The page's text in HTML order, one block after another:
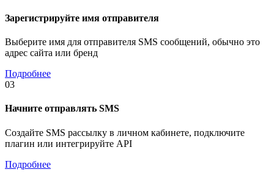
Зарегистрируйте имя отправителя
Выберите имя для отправителя SMS сообщений, обычно это
адрес сайта или бренд
Подробнее
03
Начните отправлять SMS
Создайте SMS рассылку в личном кабинете, подключите
плагин или интегрируйте API
Подробнее